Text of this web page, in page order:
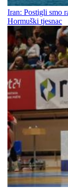
Iran: Postigli smo
Hormuški tjesnac